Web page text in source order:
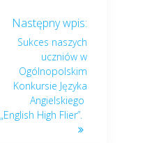
Sukces naszych
uczniów w
Ogólnopolskim
Konkursie Języka
Angielskiego
„English High Flier”.